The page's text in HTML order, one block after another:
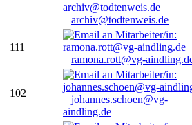
archiv@todtenweis.de
111
ramona.rott@vg-
102
johannes.schoen@vg-
aindling.de